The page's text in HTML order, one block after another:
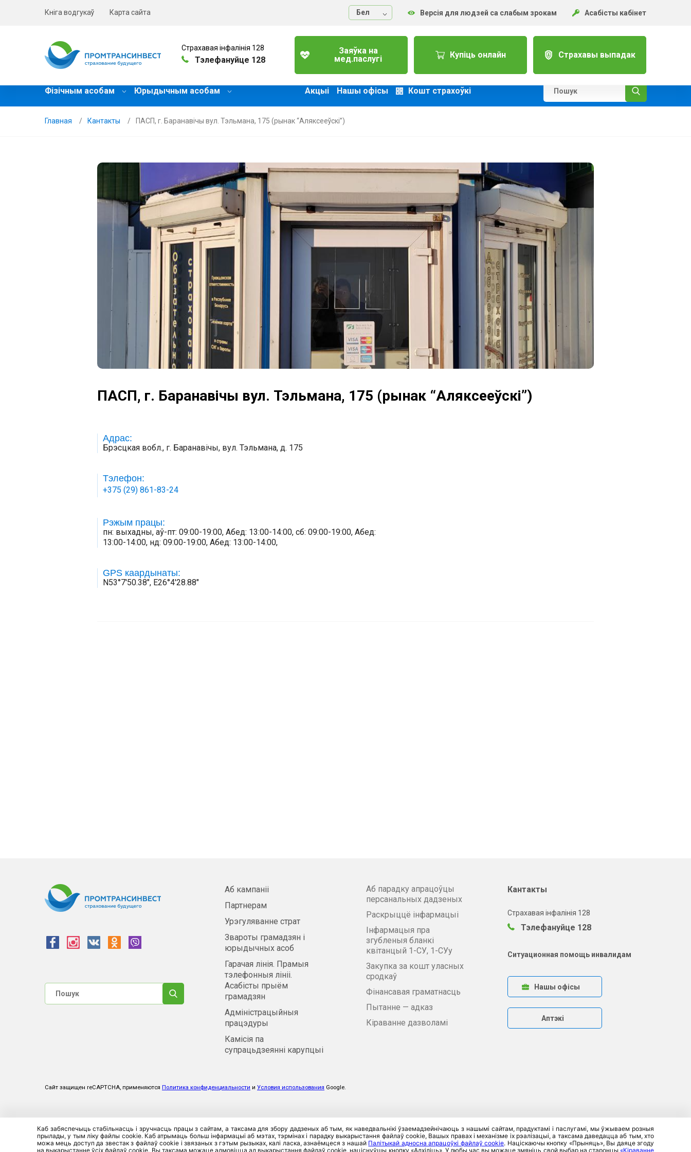
Кніга водгукаў Карта сайта Бел Версія для людзей са слабым зрокам Асабісты кабінет
Страхавая інфалінія 128
Тэлефануйце 128
Заяўка на
мед.паслугі
Купіць онлайн Страхавы выпадак
Фізічным асобам Юрыдычным асобам Акцыі Нашы офісы Кошт страхоўкi
Главная Кантакты ПАСП, г. Баранавічы вул. Тэльмана, 175 (рынак “Аляксееўскі”)
ПАСП, г. Баранавічы вул. Тэльмана, 175 (рынак “Аляксееўскі”)
Адрас:
Брэсцкая вобл., г. Баранавічы, вул. Тэльмана, д. 175
Тэлефон:
+375 (29) 861-83-24
Рэжым працы:
пн: выхадны, аў-пт: 09:00-19:00, Абед: 13:00-14:00, сб: 09:00-19:00, Абед:
13:00-14:00, нд: 09:00-19:00, Абед: 13:00-14:00,
GPS каардынаты:
N53°7'50.38", E26°4'28.88"
Аб кампаніі
Партнерам
Урэгуляванне страт
Звароты грамадзян і
юрыдычных асоб
Гарачая лінія. Прамыя
тэлефонныя лініі.
Асабісты прыём
грамадзян
Адміністрацыйныя
працэдуры
Камісія па
супрацьдзеянні карупцыі
Аб парадку апрацоўцы
персанальных дадзеных
Раскрыццё інфармацыі
Інфармацыя пра
згубленыя бланкі
квітанцый 1-СУ, 1-СУу
Закупка за кошт уласных
сродкаў
Фінансавая граматнасць
Пытанне — адказ
Кіраванне дазволамі
Кантакты
Страхавая інфалінія 128
Тэлефануйце 128
Ситуационная помощь инвалидам
Нашы офісы
Аптэкі
Сайт защищен reCAPTCHA, применяются Политика конфиденциальности и Условия использования Google.
Каб забяспечыць стабільнасць і зручнасць працы з сайтам, а таксама для збору дадзеных аб тым, як наведвальнікі ўзаемадзейнічаюць з нашымі сайтам, прадуктамі і паслугамі, мы ўжываем розныя
прылады, у тым ліку файлы cookie. Каб атрымаць больш інфармацыі аб мэтах, тэрмінах і парадку выкарыстання файлаў cookie, Вашых правах і механізме іх рэалізацыі, а таксама даведацца аб тым, хто
можа мець доступ да звестак з файлаў cookie і звязаных з гэтым рызыках, калі ласка, азнаёмцеся з нашай Палітыкай адносна апрацоўкі файлаў cookie. Націскаючы кнопку «Прыняць», Вы даяце згоду
на выкарыстанне ўсіх файлаў cookie. Вы таксама можаце адмовіцца ад выкарыстання файлаў cookie, націснуўшы кнопку «Адхіліць». У любы час вы можаце змяніць свой выбар на старонцы «Кіраванне